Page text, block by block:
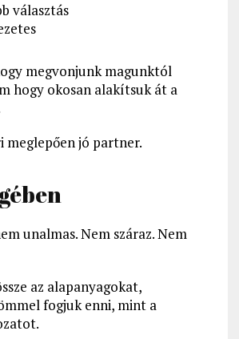
választás
megvonjunk magunktól
hogy okosan alakítsuk át a
meglepően jó partner.
unalmas. Nem száraz. Nem
az alapanyagokat,
fogjuk enni, mint a